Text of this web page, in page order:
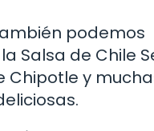
podemos
Salsa de Chile
Chipotle y